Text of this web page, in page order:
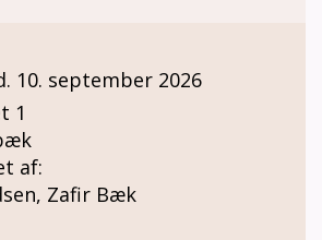
10. september 2026
1
af:
Zafir Bæk